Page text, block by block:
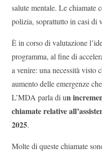
salute mentale. Le chiamate
polizia, soprattutto in casi di
È in corso di valutazione
programma, al fine di
a venire: una necessità visto
aumento delle emergenze
L’MDA parla di un
chiamate relative
2025.
Molte di queste chiamate